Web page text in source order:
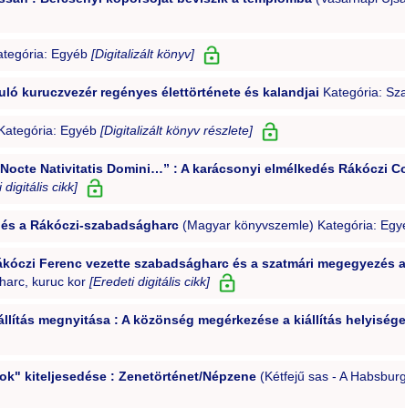
Egyéb [Digitalizált könyv]
kuruczvezér regényes élettörténete és kalandjai Kategória:
Egyéb [Digitalizált könyv részlete]
Nativitatis Domini…” : A karácsonyi elmélkedés Rákóczi
digitális cikk]
a Rákóczi-szabadságharc(Magyar könyvszemle) Kategória:
Ferenc vezette szabadságharc és a szatmári
kuruc kor [Eredeti digitális cikk]
megnyitása : A közönség megérkezése a kiállítás
kiteljesedése : Zenetörténet/Népzene(Kétfejű sas - A